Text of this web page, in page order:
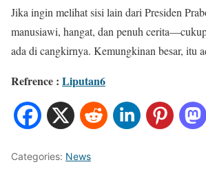
Jika ingin melihat sisi lain dari Presiden
manusiawi, hangat, dan penuh
ada di cangkirnya. Kemungkinan besar, itu
Refrence : Liputan6
Categories: News